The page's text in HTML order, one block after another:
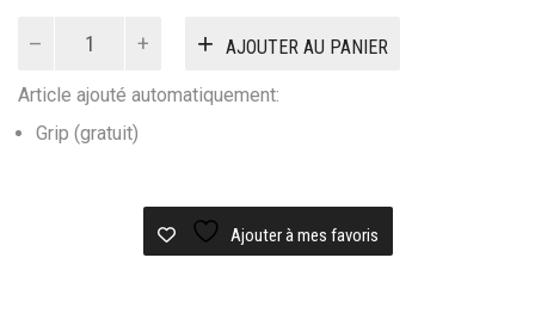
skateboard
REAL
AJOUTER AU PANIER
Article ajouté automatiquement:
Grip (gratuit)
Ajouter à mes favoris